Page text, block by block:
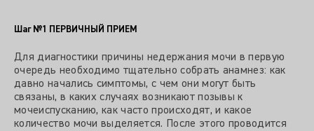
Шаг №1 ПЕРВИЧНЫЙ ПРИЕМ
Для диагностики причины недержания мочи в первую
очередь необходимо тщательно собрать анамнез: как
давно начались симптомы, с чем они могут быть
связаны, в каких случаях возникают позывы к
мочеиспусканию, как часто происходят, и какое
количество мочи выделяется. После этого проводится